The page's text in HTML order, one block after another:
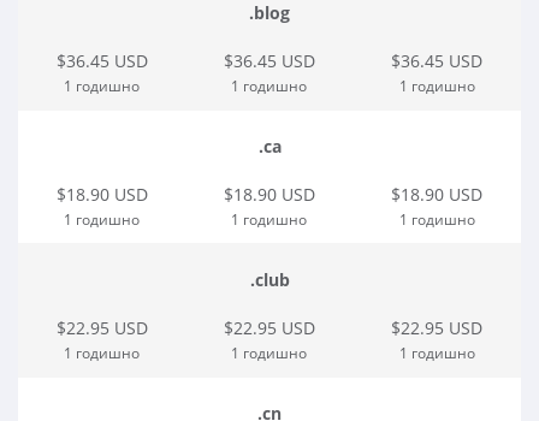
.blog
$36.45 USD
1 годишно
$36.45 USD
1 годишно
$36.45 USD
1 годишно
.ca
$18.90 USD
1 годишно
$18.90 USD
1 годишно
$18.90 USD
1 годишно
.club
$22.95 USD
1 годишно
$22.95 USD
1 годишно
$22.95 USD
1 годишно
.cn